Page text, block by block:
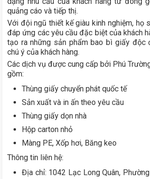
quảng cáo và tiếp thị.
Với đội ngũ thiết kế giàu kinh nghiệm, họ
đáp ứng các yêu cầu đặc biệt của khách
tạo ra những sản phẩm bao bì giấy độc
chú ý của khách hàng.
Các dịch vụ được cung cấp bởi Phú
gồm:
Thùng giấy chuyển phát quốc tế
Sản xuất và in ấn theo yêu cầu
Thùng giấy dọn nhà
Hộp carton nhỏ
Màng PE, Xốp hơi, Băng keo
Thông tin liên hệ:
Địa chỉ: 1042 Lạc Long Quân, Phường